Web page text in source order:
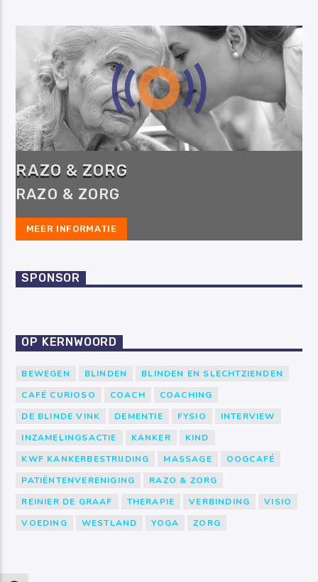
RAZO & ZORG
RAZO & ZORG
MEER INFORMATIE
SPONSOR
OP KERNWOORD
BEWEGEN BLINDEN
BLINDEN EN SLECHTZIENDEN
CAFÉ CURIOSO
COACH
COACHING
DE BLINDE VINK
DEMENTIE FYSIO
INTERVIEW
INZAMELINGSACTIE
KANKER
KIND
KWF KANKERBESTRIJDING
MASSAGE
OOGCAFÉ
PATIËNTENVERENIGING
RAZO & ZORG
REINIER DE GRAAF
THERAPIE VERBINDING
VISIO
VOEDING
WESTLAND YOGA ZORG